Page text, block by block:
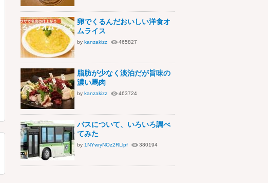
卵でくるんだおいしい洋食オ
ムライス
by kanzakizz 465827
脂肪が少なく淡泊だが旨味の
濃い馬肉
by kanzakizz 463724
バスについて、いろいろ調べ
てみた
by 1NYwryNOz2RLlpf 380194